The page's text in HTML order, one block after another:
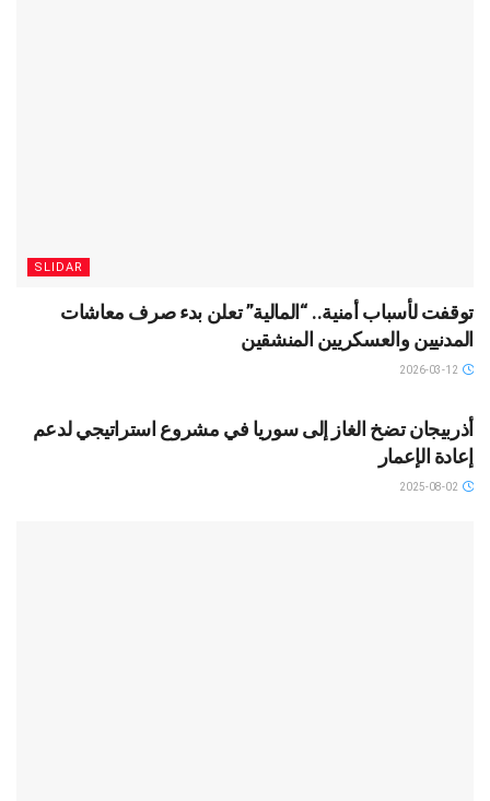
SLIDAR
توقفت لأسباب أمنية.. “المالية” تعلن بدء صرف معاشات
المدنيين والعسكريين المنشقين
أذربيجان تضخ الغاز إلى سوريا في مشروع استراتيجي لدعم
إعادة الإعمار